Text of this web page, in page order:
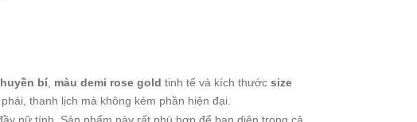
bí màu demi rose gold tinh tế và kích thước size
thanh lịch mà không kém phần hiện đại.